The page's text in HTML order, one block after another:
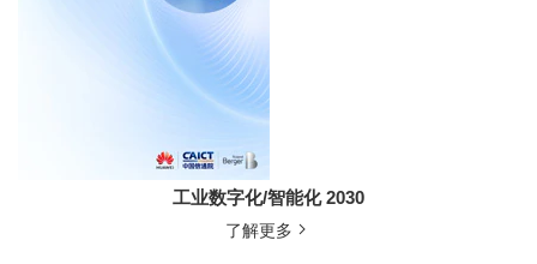
工业数字化/智能化 2030
了解更多